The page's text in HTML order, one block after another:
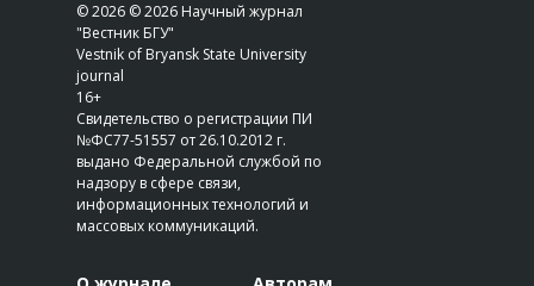
© 2026 © 2026 Научный журнал
"Вестник БГУ"
Vestnik of Bryansk State University
journal
16+
Свидетельство о регистрации ПИ
№ФС77-51557 от 26.10.2012 г.
выдано Федеральной службой по
надзору в сфере связи,
информационных технологий и
массовых коммуникаций.